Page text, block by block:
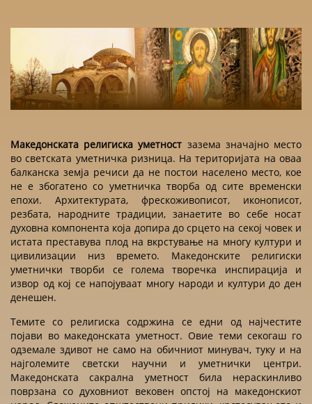
Македонската религиска уметност зазема значајно место
во светската уметничка ризница. На територијата на оваа
балканска земја речиси да не постои населено место, кое
не е збогатено со уметничка творба од сите временски
епохи. Архитектурата, фрескоживописот, иконописот,
резбата, народните традиции, занаетите во себе носат
духовна компонента која допира до срцето на секој човек и
истата преставува плод на вкрстување на многу култури и
цивилизации низ времето. Македонските религиски
уметнички творби се голема творечка инспирација и
извор од кој се напојуваат многу народи и култури до ден
денешен.
Темите со религиска содржина се едни од најчестите
појави во македонската уметност. Овие теми секогаш го
одземале здивот не само на обичниот минувач, туку и на
најголемите светски научни и уметнички центри.
Македонската сакрална уметност била нераскинливо
поврзана со духовниот вековен опстој на македонскиот